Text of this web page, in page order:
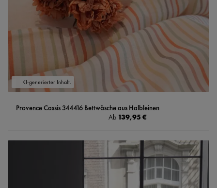
KI-generierter Inhalt.
Provence Cassis 344416 Bettwäsche aus Halbleinen
Regulärer Preis:
Ab 139,95 €